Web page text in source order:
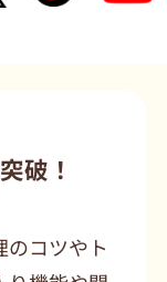
破！
コツやト